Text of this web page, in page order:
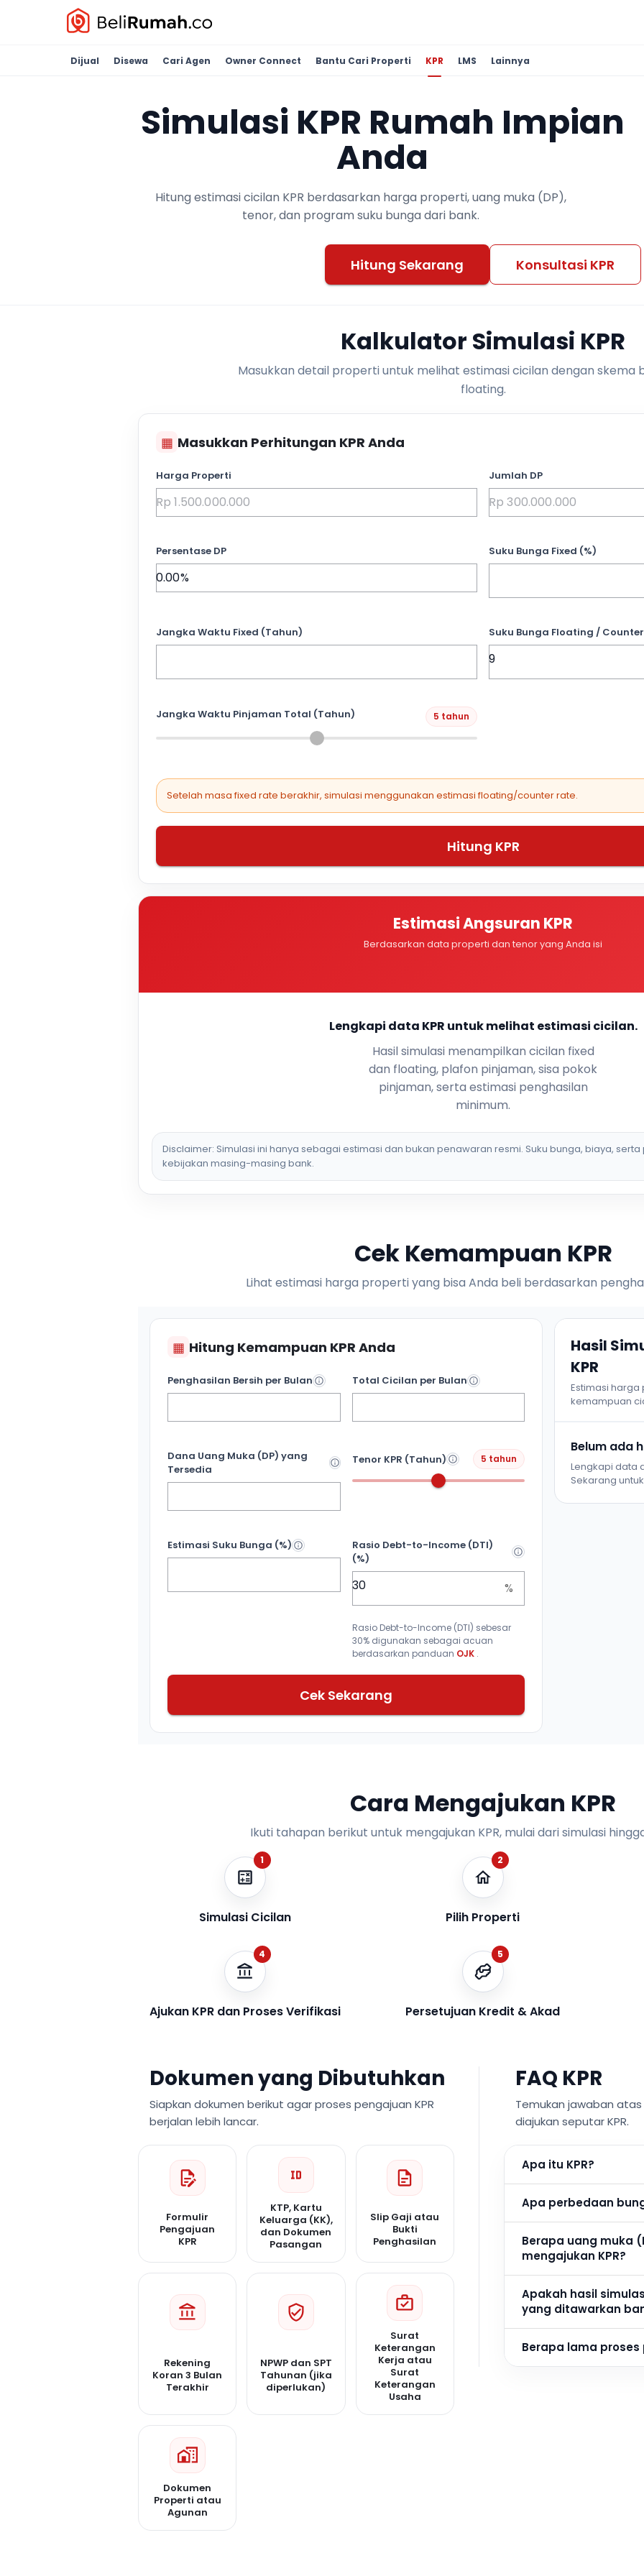
Dijual Disewa Cari Agen Owner Connect Bantu Cari Properti KPR LMS Lainnya
Simulasi KPR Rumah Impian
Anda
Hitung estimasi cicilan KPR berdasarkan harga properti, uang muka (DP),
tenor, dan program suku bunga dari bank.
Hitung Sekarang Konsultasi KPR
Kalkulator Simulasi KPR
Masukkan detail properti untuk melihat estimasi cicilan dengan skema
floating.
▦ Masukkan Perhitungan KPR Anda
Harga Properti Jumlah DP
Persentase DP Suku Bunga Fixed (%)
Jangka Waktu Fixed (Tahun) Suku Bunga Floating /
Jangka Waktu Pinjaman Total (Tahun) 5 tahun
Setelah masa fixed rate berakhir, simulasi menggunakan estimasi floating/counter rate.
Hitung KPR
Estimasi Angsuran KPR
Berdasarkan data properti dan tenor yang Anda isi
Lengkapi data KPR untuk melihat estimasi cicilan.
Hasil simulasi menampilkan cicilan fixed
dan floating, plafon pinjaman, sisa pokok
pinjaman, serta estimasi penghasilan
minimum.
Disclaimer: Simulasi ini hanya sebagai estimasi dan bukan penawaran resmi. Suku bunga, biaya,
kebijakan masing-masing bank.
Cek Kemampuan KPR
Lihat estimasi harga properti yang bisa Anda beli berdasarkan
▦ Hitung Kemampuan KPR Anda
Penghasilan Bersih per Bulan Total Cicilan per Bulan
Dana Uang Muka (DP) yang
Tersedia
Tenor KPR (Tahun) 5 tahun
Estimasi Suku Bunga (%)
Rasio Debt-to-Income (DTI)
(%)
%
Rasio Debt-to-Income (DTI) sebesar
30% digunakan sebagai acuan
berdasarkan panduan OJK .
Cek Sekarang
Hasil
KPR
Estimasi
kemampuan
Belum ada
Lengkapi data
Sekarang
Cara Mengajukan KPR
Ikuti tahapan berikut untuk mengajukan KPR, mulai dari simulasi
1
Simulasi Cicilan
2
Pilih Properti
4
Ajukan KPR dan Proses Verifikasi
5
Persetujuan Kredit & Akad
Dokumen yang Dibutuhkan
Siapkan dokumen berikut agar proses pengajuan KPR
berjalan lebih lancar.
Formulir
Pengajuan
KPR
KTP, Kartu
Keluarga (KK),
dan Dokumen
Pasangan
Slip Gaji atau
Bukti
Penghasilan
Rekening
Koran 3 Bulan
Terakhir
NPWP dan SPT
Tahunan (jika
diperlukan)
Surat
Keterangan
Kerja atau
Surat
Keterangan
Usaha
Dokumen
Properti atau
Agunan
FAQ KPR
Temukan jawaban
diajukan seputar KPR.
Apa itu KPR?
Apa perbedaan
Berapa uang muka
mengajukan KPR?
Apakah hasil
yang ditawarkan
Berapa lama proses